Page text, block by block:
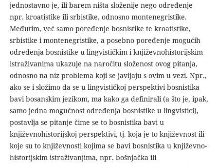
jednostavno je, ili barem ništa složenije nego određenje
npr. kroatistike ili srbistike, odnosno montenegristike.
Međutim, već samo poređenje bosnistike te kroatistike,
srbistike i montene­gristike, a posebno poređenje mogućih
određenja bosnistike u lingvističkim i književnohistorijskim
istraživanima ukazuje na naročitu složenost ovog pitanja,
odnosno na niz problema koji se javljaju s ovim u vezi. Npr.,
ako se i složimo da se u lingvistič­koj perspektivi bosnistika
bavi bosanskim jezikom, ma kako ga definirali (a što je, ipak,
samo jedna mogućnost određenja bosni­stike u lingvistici),
postavlja se pitanje čime se to bosnistika bavi u
književnohistorijskoj perspektivi, tj. koja je to književnost ili
koje su to književnosti kojima se bavi bosnistika u književno­
historijskim istraživanjima, npr. bošnjačka ili